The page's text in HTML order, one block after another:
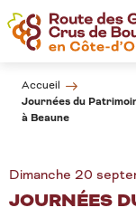
Aller
au
contenu
Accueil
Journées du
à Beaune
Dimanche 20
JOURNÉES